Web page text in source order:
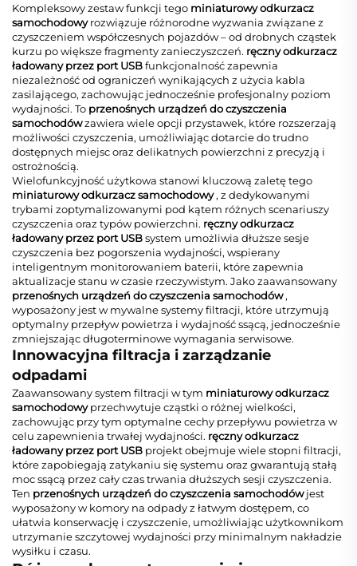
Kompleksowy zestaw funkcji tego miniaturowy odkurzacz
samochodowyrozwiązuje różnorodne wyzwania związane z
czyszczeniem współczesnych pojazdów – od drobnych cząstek
kurzu po większe fragmenty zanieczyszczeń. ręczny odkurzacz
ładowany przez port USBfunkcjonalność zapewnia
niezależność od ograniczeń wynikających z użycia kabla
zasilającego, zachowując jednocześnie profesjonalny poziom
wydajności. To przenośnych urządzeń do czyszczenia
samochodówzawiera wiele opcji przystawek, które rozszerzają
możliwości czyszczenia, umożliwiając dotarcie do trudno
dostępnych miejsc oraz delikatnych powierzchni z precyzją i
ostrożnością.
Wielofunkcyjność użytkowa stanowi kluczową zaletę tego
miniaturowy odkurzacz samochodowy, z dedykowanymi
trybami zoptymalizowanymi pod kątem różnych scenariuszy
czyszczenia oraz typów powierzchni. ręczny odkurzacz
ładowany przez port USBsystem umożliwia dłuższe sesje
czyszczenia bez pogorszenia wydajności, wspierany
inteligentnym monitorowaniem baterii, które zapewnia
aktualizacje stanu w czasie rzeczywistym. Jako zaawansowany
przenośnych urządzeń do czyszczenia samochodów,
wyposażony jest w mywalne systemy filtracji, które utrzymują
optymalny przepływ powietrza i wydajność ssącą, jednocześnie
zmniejszając długoterminowe wymagania serwisowe.
Innowacyjna filtracja i zarządzanie
odpadami
Zaawansowany system filtracji w tym miniaturowy odkurzacz
samochodowyprzechwytuje cząstki o różnej wielkości,
zachowując przy tym optymalne cechy przepływu powietrza w
celu zapewnienia trwałej wydajności. ręczny odkurzacz
ładowany przez port USB projekt obejmuje wiele stopni filtracji,
które zapobiegają zatykaniu się systemu oraz gwarantują stałą
moc ssącą przez cały czas trwania dłuższych sesji czyszczenia.
Ten przenośnych urządzeń do czyszczenia samochodówjest
wyposażony w komory na odpady z łatwym dostępem, co
ułatwia konserwację i czyszczenie, umożliwiając użytkownikom
utrzymanie szczytowej wydajności przy minimalnym nakładzie
wysiłku i czasu.